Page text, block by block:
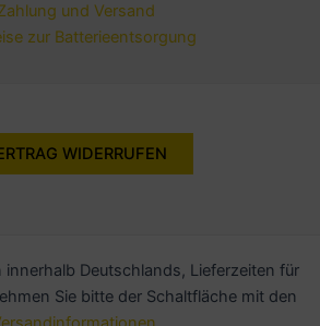
und Versand
zur Batterieentsorgung
WIDERRUFEN
Deutschlands, Lieferzeiten für
Sie bitte der Schaltfläche mit den